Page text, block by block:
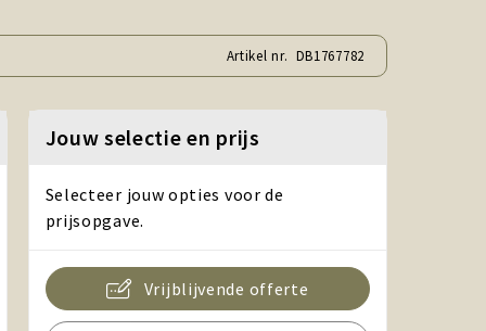
Artikel nr. DB1767782
Jouw selectie en prijs
Selecteer jouw opties voor de
prijsopgave.
Vrijblijvende offerte